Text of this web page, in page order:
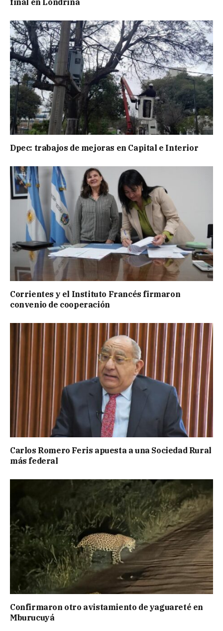
Dpec: trabajos de mejoras en Capital e Interior
Corrientes y el Instituto Francés firmaron
convenio de cooperación
Carlos Romero Feris apuesta a una Sociedad Rural
más federal
Confirmaron otro avistamiento de yaguareté en
Mburucuyá